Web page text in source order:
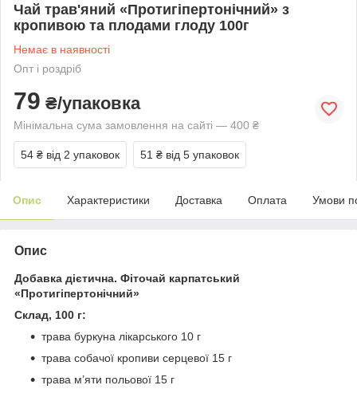
Чай трав'яний «Протигіпертонічний» з
кропивою та плодами глоду 100г
Немає в наявності
Опт і роздріб
79 ₴/упаковка
Мінімальна сума замовлення на сайті — 400 ₴
54 ₴ від 2 упаковок 51 ₴ від 5 упаковок
Опис Характеристики Доставка Оплата Умови
Опис
Добавка дієтична. Фіточай карпатський
«Протигіпертонічний»
Склад, 100 г:
трава буркуна лікарського 10 г
трава собачої кропиви серцевої 15 г
трава м’яти польової 15 г